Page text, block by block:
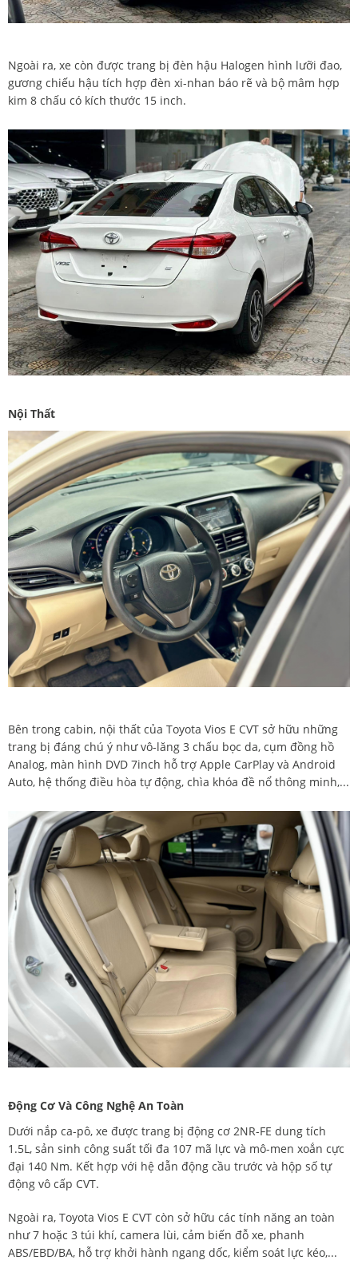
Ngoài ra, xe còn được trang bị đèn hậu Halogen hình lưỡi đao,
gương chiếu hậu tích hợp đèn xi-nhan báo rẽ và bộ mâm hợp
kim 8 chấu có kích thước 15 inch.
Nội Thất
Bên trong cabin, nội thất của Toyota Vios E CVT sở hữu những
trang bị đáng chú ý như vô-lăng 3 chấu bọc da, cụm đồng hồ
Analog, màn hình DVD 7inch hỗ trợ Apple CarPlay và Android
Auto, hệ thống điều hòa tự động, chìa khóa đề nổ thông minh,...
Động Cơ Và Công Nghệ An Toàn
Dưới nắp ca-pô, xe được trang bị động cơ 2NR-FE dung tích
1.5L, sản sinh công suất tối đa 107 mã lực và mô-men xoắn cực
đại 140 Nm. Kết hợp với hệ dẫn động cầu trước và hộp số tự
động vô cấp CVT.
Ngoài ra, Toyota Vios E CVT còn sở hữu các tính năng an toàn
như 7 hoặc 3 túi khí, camera lùi, cảm biến đỗ xe, phanh
ABS/EBD/BA, hỗ trợ khởi hành ngang dốc, kiểm soát lực kéo,...